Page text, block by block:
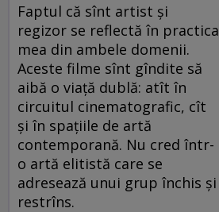
Faptul că sînt artist şi
regizor se reflectă în practica
mea din ambele domenii.
Aceste filme sînt gîndite să
aibă o viaţă dublă: atît în
circuitul cinematografic, cît
şi în spaţiile de artă
contemporană. Nu cred într-
o artă elitistă care se
adresează unui grup închis şi
restrîns.